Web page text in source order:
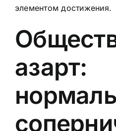
элементом достижения.
азарт: